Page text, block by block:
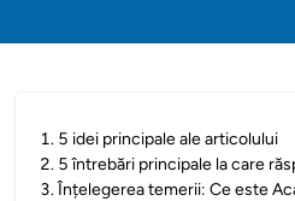
1. 5 idei principale ale articolului
2. 5 întrebări principale la care
3.Înțelegerea temerii: Ce este